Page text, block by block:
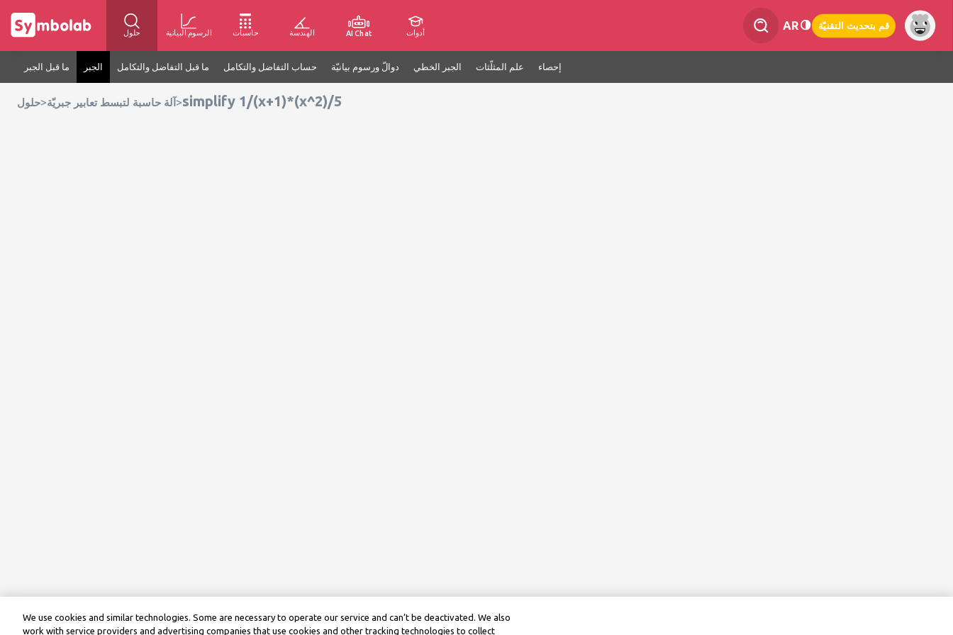
حلول الرسوم البيانية حاسبات الهندسة AI Chat أدوات
AR قم بتحديث التقنيّة
ما قبل الجبر الجبر ما قبل التفاضل والتكامل حساب التفاضل والتكامل دوالّ ورسوم بيانيّة الجبر الخطي علم المثلّثات إحصاء
حلول>آلة حاسبة لتبسط تعابير جبريّة >simplify 1/(x+1)*(x^2)/5
We use cookies and similar technologies. Some are necessary to operate our service and can’t be deactivated. We also
work with service providers and advertising companies that use cookies and other tracking technologies to collect